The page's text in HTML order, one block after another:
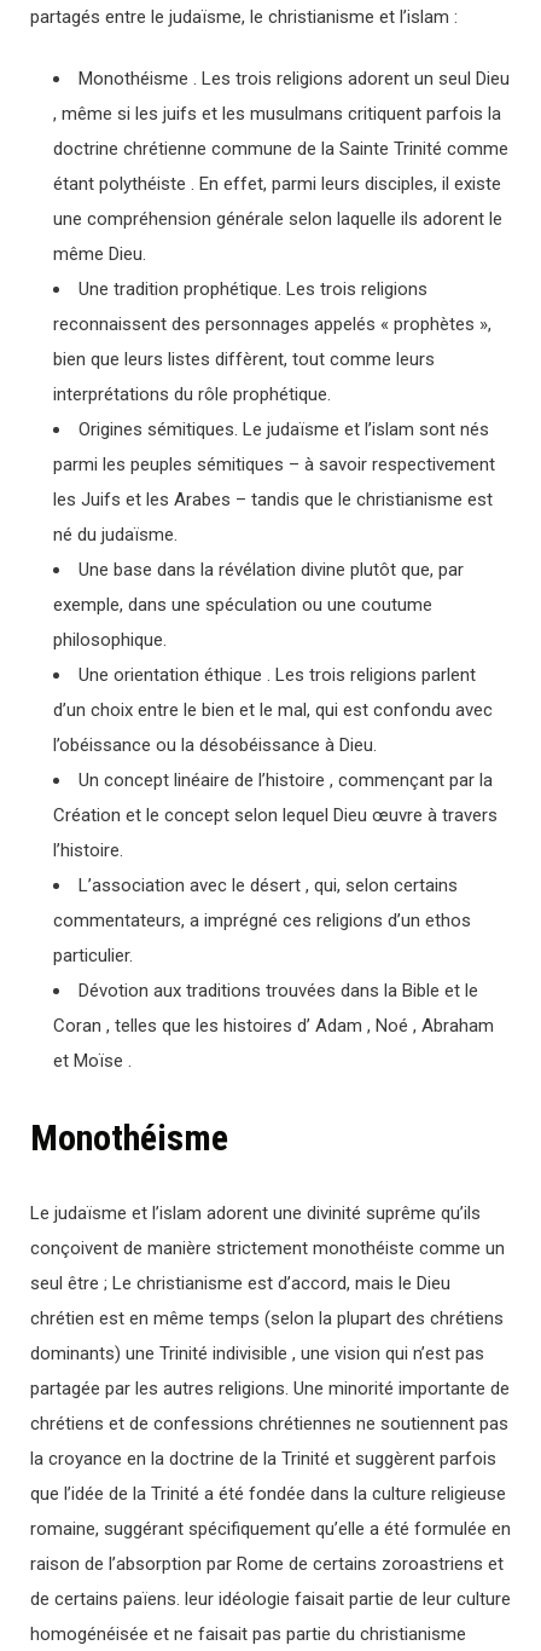
partagés entre le judaïsme, le christianisme et l’islam :
Monothéisme . Les trois religions adorent un seul Dieu
, même si les juifs et les musulmans critiquent parfois la
doctrine chrétienne commune de la Sainte Trinité comme
étant polythéiste . En effet, parmi leurs disciples, il existe
une compréhension générale selon laquelle ils adorent le
même Dieu.
Une tradition prophétique. Les trois religions
reconnaissent des personnages appelés « prophètes »,
bien que leurs listes diffèrent, tout comme leurs
interprétations du rôle prophétique.
Origines sémitiques. Le judaïsme et l’islam sont nés
parmi les peuples sémitiques – à savoir respectivement
les Juifs et les Arabes – tandis que le christianisme est
né du judaïsme.
Une base dans la révélation divine plutôt que, par
exemple, dans une spéculation ou une coutume
philosophique.
Une orientation éthique . Les trois religions parlent
d’un choix entre le bien et le mal, qui est confondu avec
l’obéissance ou la désobéissance à Dieu.
Un concept linéaire de l’histoire , commençant par la
Création et le concept selon lequel Dieu œuvre à travers
l’histoire.
L’association avec le désert , qui, selon certains
commentateurs, a imprégné ces religions d’un ethos
particulier.
Dévotion aux traditions trouvées dans la Bible et le
Coran , telles que les histoires d’ Adam , Noé , Abraham
et Moïse .
Monothéisme
Le judaïsme et l’islam adorent une divinité suprême qu’ils
conçoivent de manière strictement monothéiste comme un
seul être ; Le christianisme est d’accord, mais le Dieu
chrétien est en même temps (selon la plupart des chrétiens
dominants) une Trinité indivisible , une vision qui n’est pas
partagée par les autres religions. Une minorité importante de
chrétiens et de confessions chrétiennes ne soutiennent pas
la croyance en la doctrine de la Trinité et suggèrent parfois
que l’idée de la Trinité a été fondée dans la culture religieuse
romaine, suggérant spécifiquement qu’elle a été formulée en
raison de l’absorption par Rome de certains zoroastriens et
de certains païens. leur idéologie faisait partie de leur culture
homogénéisée et ne faisait pas partie du christianisme